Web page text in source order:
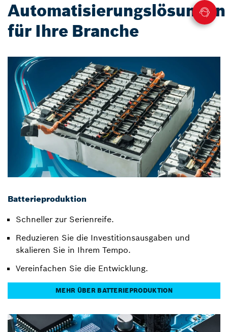
Automatisierungslösungen
für Ihre Branche
Batterieproduktion
Schneller zur Serienreife.
Reduzieren Sie die Investitionsausgaben und
skalieren Sie in Ihrem Tempo.
Vereinfachen Sie die Entwicklung.
MEHR ÜBER BATTERIEPRODUKTION